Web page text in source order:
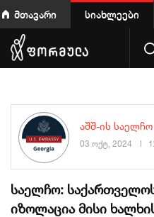
მთავარი სიახლეები
აშშ-ის საელჩო
03 ოქტ, 2024
საელჩო:
იზოლაცია მისი